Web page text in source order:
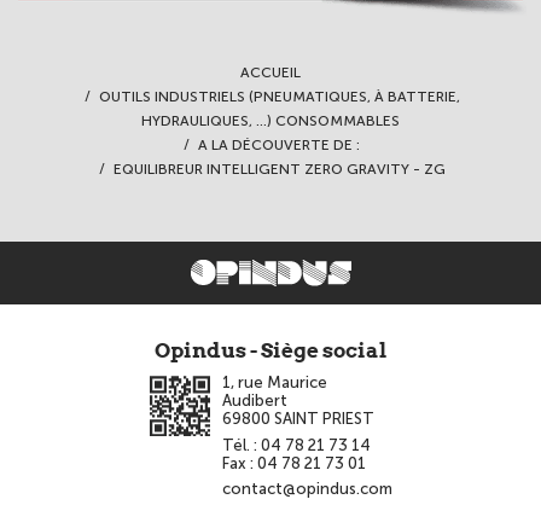
ACCUEIL
OUTILS INDUSTRIELS (PNEUMATIQUES, À BATTERIE,
HYDRAULIQUES, ...) CONSOMMABLES
A LA DÉCOUVERTE DE :
EQUILIBREUR INTELLIGENT ZERO GRAVITY - ZG
Opindus - Siège social
1, rue Maurice
Audibert
69800 SAINT PRIEST
Tél. : 04 78 21 73 14
Fax : 04 78 21 73 01
contact@opindus.com